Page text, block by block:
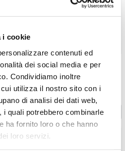
i cookie
contenuti ed
dei social media e per
Condividiamo inoltre
utilizza il nostro sito con i
di analisi dei dati web,
i quali potrebbero combinarle
ha fornito loro o che hanno
loro servizi.
€ 226.01 -5%
€ 237.90
Coperchio frizione Hinson
Gasgas 250 EC (2021-2023)